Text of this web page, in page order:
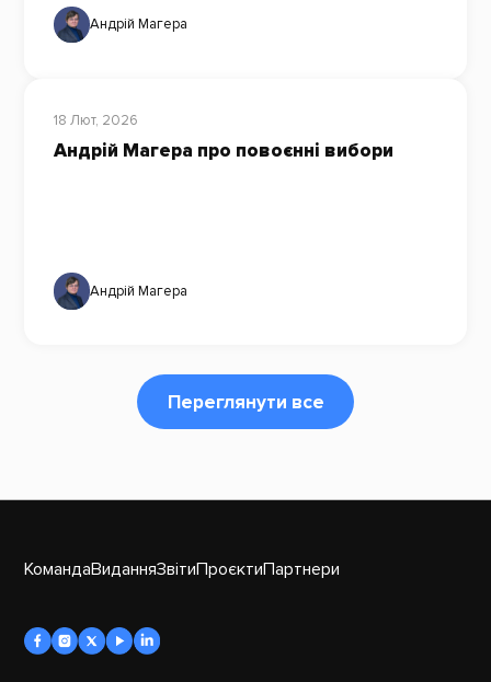
Андрій Магера
18 Лют, 2026
Андрій Магера про повоєнні вибори
Андрій Магера
Переглянути все
КомандаВиданняЗвітиПроєктиПартнери